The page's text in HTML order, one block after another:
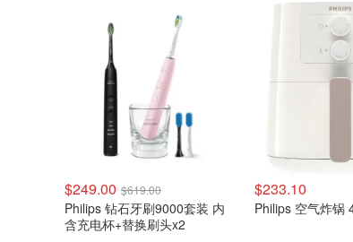
$249.00 $619.00
Philips 钻石牙刷9000套装 内
含充电杯+替换刷头x2
$233.10
Philips 空气炸锅